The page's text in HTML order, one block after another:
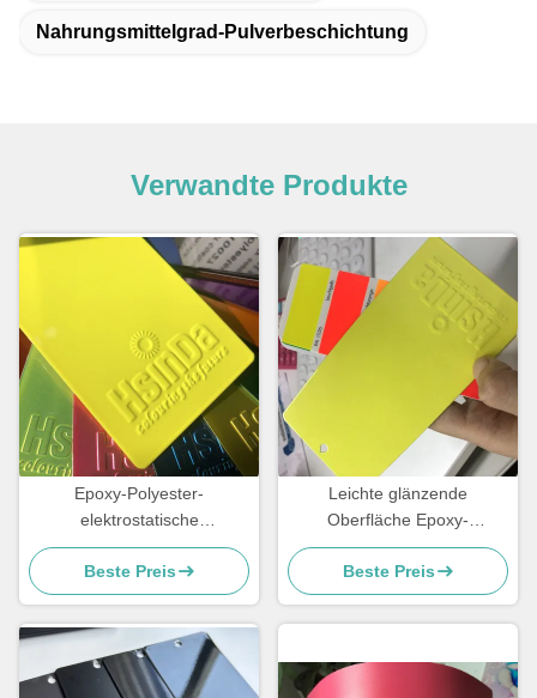
Nahrungsmittelgrad-Pulverbeschichtung
Verwandte Produkte
Epoxy-Polyester-
elektrostatische
Pulverbeschichtung
Fluoreszenz reflektierende
Farbe Neonrosa
Beste Preis
Leichte glänzende
Oberfläche Epoxy-
Polyesterpulverfarbe
Fluoreszenz-Neon-Effekt
Beste Preis